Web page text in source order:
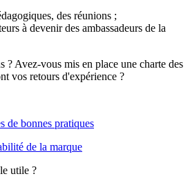
des réunions ;
à devenir des ambassadeurs de la
? Avez-vous mis en place une charte des
vos retours d'expérience ?
de bonnes pratiques
de la marque
utile ?